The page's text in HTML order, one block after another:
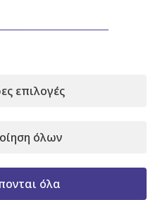
Χειρόμιζα Stihl
Σε απόθεμα
Προσθήκη στο καλάθι
επιλογές
όλων
όλα